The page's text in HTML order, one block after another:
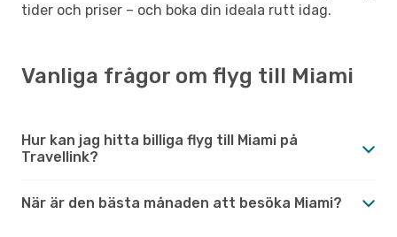
tider och priser – och boka din ideala rutt idag.
Vanliga frågor om flyg till Miami
Hur kan jag hitta billiga flyg till Miami på
Travellink?
När är den bästa månaden att besöka Miami?